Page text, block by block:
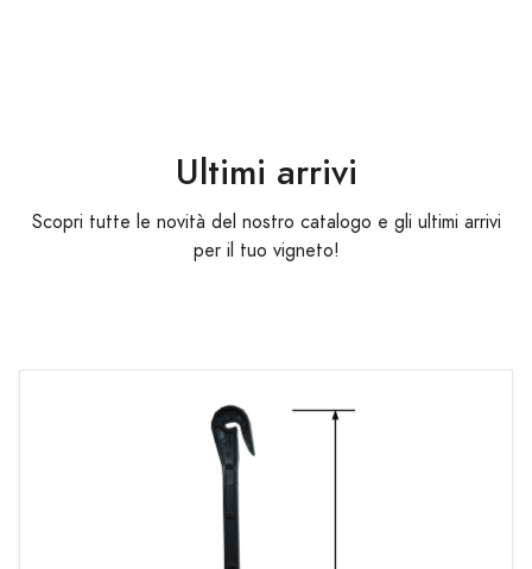
Ultimi arrivi
Scopri tutte le novità del nostro catalogo e gli ultimi arrivi
per il tuo vigneto!